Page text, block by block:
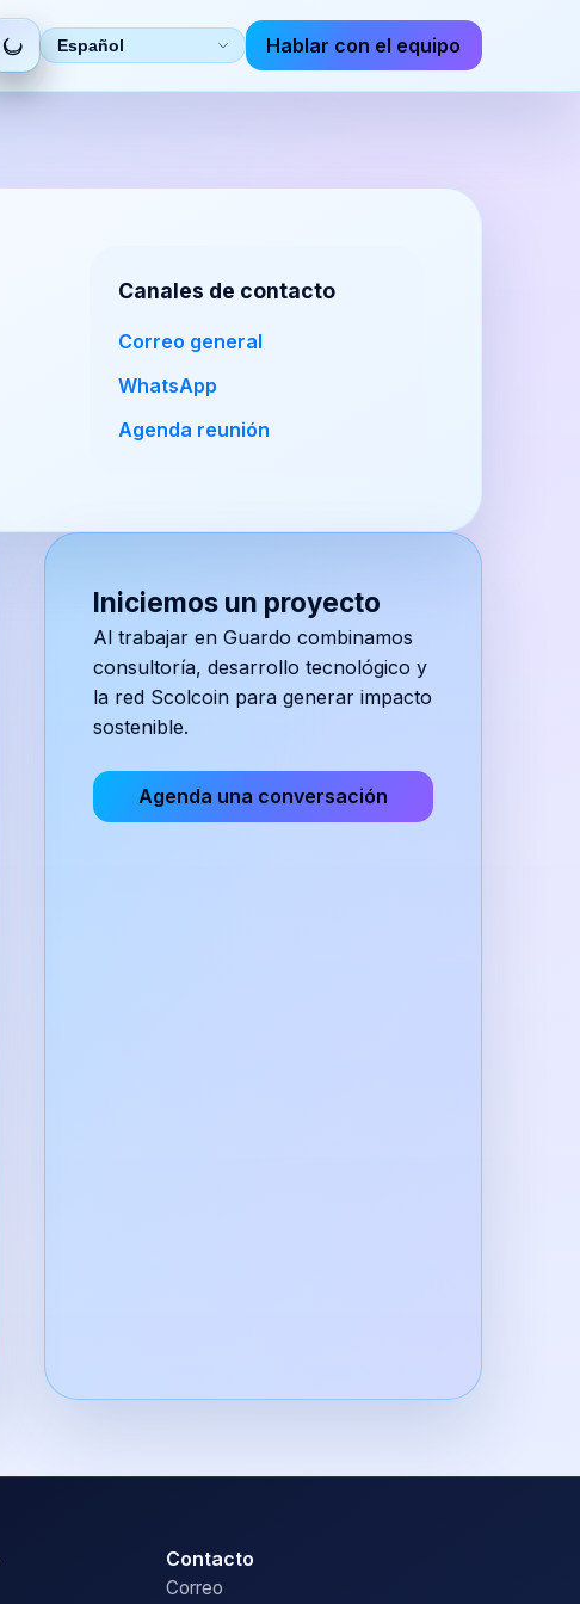
Seleccionar
idioma
Hablar con el equipo
Canales de contacto
Correo general
WhatsApp
Agenda reunión
Iniciemos un proyecto
Al trabajar enGuardo combinamos
consultoría, desarrollo tecnológico y
la red Scolcoin para generar impacto
sostenible.
Agenda una conversación
Contacto
Correo